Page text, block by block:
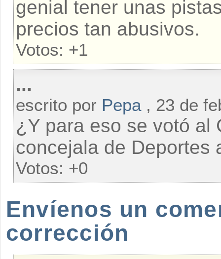
genial tener unas
precios tan abusivos.
Votos: +1
...
escrito por Pepa, 23 de
¿Y para eso se votó al
concejala de Deportes
Votos: +0
Envíenos un
corrección